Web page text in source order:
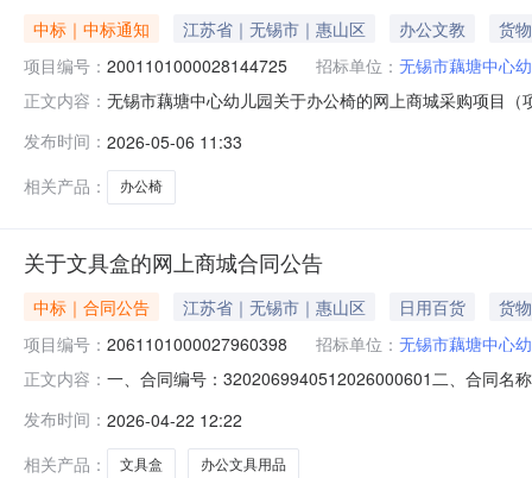
中标｜中标通知 江苏省｜无锡市｜惠山区 办公文教
货物
项目编号： 2001101000028144725 招标单位： 无锡市藕塘中心
正文内容： 无锡市藕塘中心幼儿园关于办公椅的网上商城采购项目
划编码:320206项目所在行政区划名称:江苏省无锡市惠
发布时间： 2026-05-06 11:33
相关产品：
办公椅
关于文具盒的网上商城合同公告
中标｜合同公告 江苏省｜无锡市｜惠山区 日用百货
货物
项目编号： 2061101000027960398 招标单位： 无锡市藕塘中心
正文内容： 一、合同编号：3202069940512026000601二、合同名
人民路255号财智天地园2幢3层联系方式：
发布时间： 2026-04-22 12:22
相关产品：
文具盒 办公文具用品